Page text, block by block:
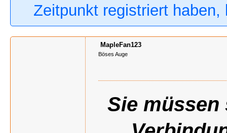
Zeitpunkt registriert
MapleFan123
Böses Auge
Sie